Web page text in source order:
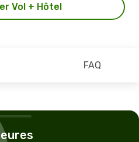
Vol + Hôtel
FAQ